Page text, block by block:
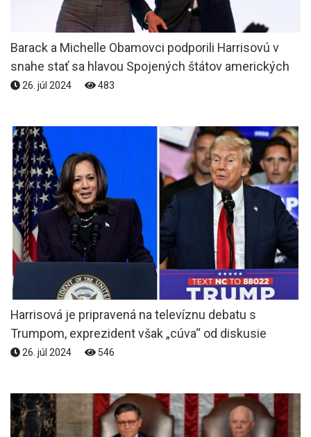
Barack a Michelle Obamovci podporili Harrisovú v
snahe stať sa hlavou Spojených štátov amerických
26. júl 2024 483
Harrisová je pripravená na televíznu debatu s
Trumpom, exprezident však „cúva“ od diskusie
26. júl 2024 546